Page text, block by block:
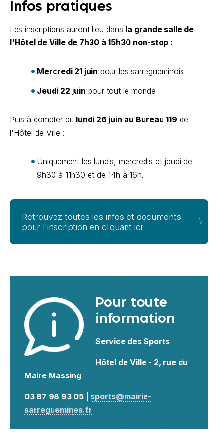
Infos pratiques
Les inscriptions auront lieu dans la grande salle de
l'Hôtel de Ville de 7h30 à 15h30 non-stop :
Mercredi 21 juin pour les sarregueminois
Jeudi 22 juin pour tout le monde
Puis à compter du lundi 26 juin au Bureau 119 de
l'Hôtel de Ville :
Uniquement les lundis, mercredis et jeudi de
9h30 à 11h30 et de 14h à 16h.
Retrouvez toutes les infos et documents
pour l'inscription en cliquant ici
Pour toute
information
Service des Sports
Hôtel de Ville - 2, rue du
Maire Massing
03 87 98 93 05 | sports@mairie-
sarreguemines.fr